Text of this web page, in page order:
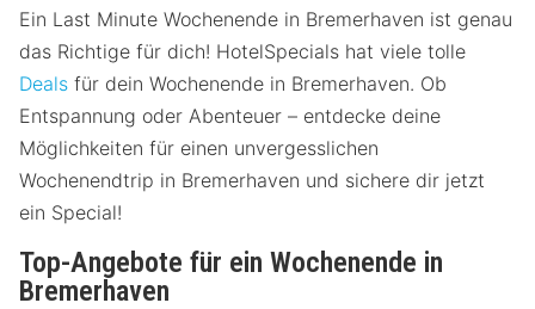
Ein Last Minute Wochenende in Bremerhaven ist genau
das Richtige für dich! HotelSpecials hat viele tolle
Deals für dein Wochenende in Bremerhaven. Ob
Entspannung oder Abenteuer – entdecke deine
Möglichkeiten für einen unvergesslichen
Wochenendtrip in Bremerhaven und sichere dir jetzt
ein Special!
Top-Angebote für ein Wochenende in
Bremerhaven